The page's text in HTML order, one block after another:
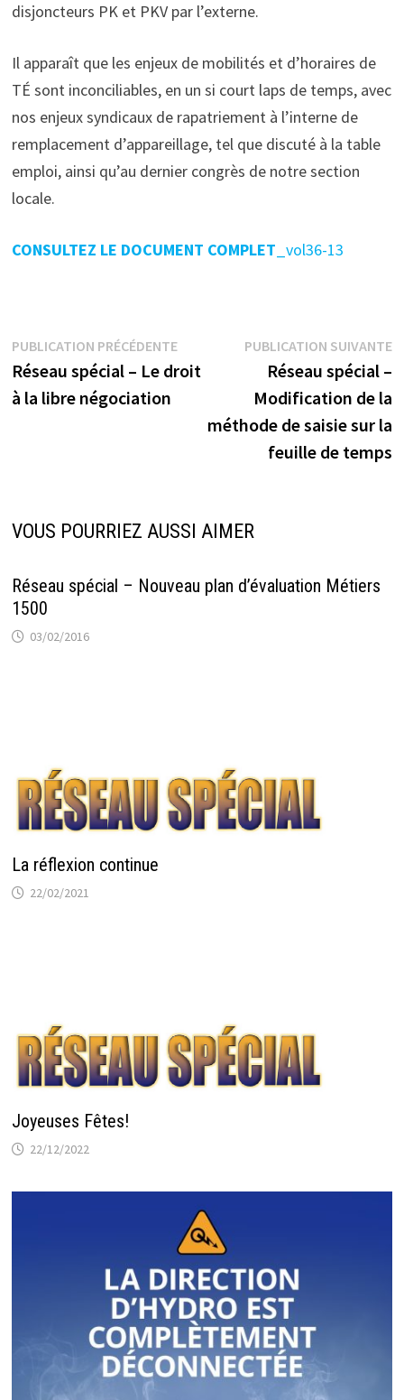
disjoncteurs PK et PKV par l’externe.
Il apparaît que les enjeux de mobilités et d’horaires de
TÉ sont inconciliables, en un si court laps de temps, avec
nos enjeux syndicaux de rapatriement à l’interne de
remplacement d’appareillage, tel que discuté à la table
emploi, ainsi qu’au dernier congrès de notre section
locale.
CONSULTEZ LE DOCUMENT COMPLET _vol36-13
Navigation
de
PUBLICATION PRÉCÉDENTEPublication
précédente :
Réseau spécial – Le droit
à la libre négociation
PUBLICATION SUIVANTE
Réseau spécial –
Modification de la
méthode de saisie sur la
feuille de temps
VOUS POURRIEZ AUSSI AIMER
Réseau spécial – Nouveau plan d’évaluation Métiers
1500
03/02/2016
La réflexion continue
22/02/2021
Joyeuses Fêtes!
22/12/2022